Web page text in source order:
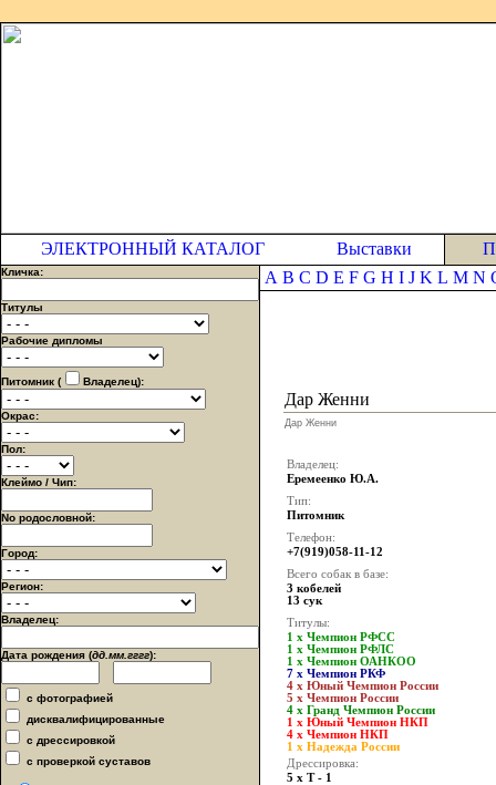
ЭЛЕКТРОННЫЙ КАТАЛОГ Выставки
Кличка:
Титулы
Рабочие дипломы
Питомник ( Владелец):
Окрас:
Пол:
Клеймо / Чип:
No родословной:
Город:
Регион:
Владелец:
Дата рождения (дд.мм.гггг):
с фотографией
дисквалифицированные
с дрессировкой
с проверкой суставов
A B C D E F G H I J K L M N
Дар Женни
Дар Женни
Владелец:
Еремеенко Ю.А.
Тип:
Питомник
Телефон:
+7(919)058-11-12
Всего собак в базе:
3 кобелей
13 сук
Титулы:
1 x Чемпион РФСС
1 x Чемпион РФЛС
1 x Чемпион ОАНКОО
7 x Чемпион РКФ
4 x Юный Чемпион России
5 x Чемпион России
4 x Гранд Чемпион России
1 x Юный Чемпион НКП
4 x Чемпион НКП
1 x Надежда России
Дрессировка:
5 x Т - 1